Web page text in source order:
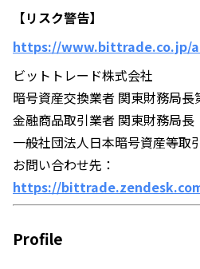
【リスク警告】
https://www.bittrade.co.jp/
ビットトレード株式会社
暗号資産交換業者 関東財務局長
金融商品取引業者 関東財務局
一般社団法人日本暗号資産等取
お問い合わせ先：
https://
Profile